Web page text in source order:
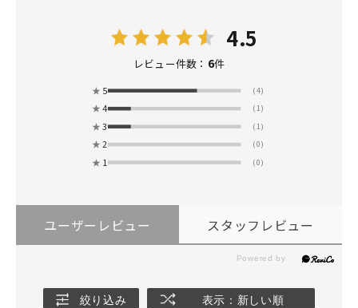
4.5
レビュー件数： 6件
★ 5 (4)
★ 4 (1)
★ 3 (1)
★ 2 (0)
★ 1 (0)
ユーザーレビュー スタッフレビュー
絞り込み 表示：新しい順